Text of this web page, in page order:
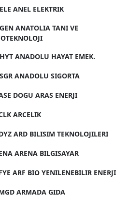
ANEL ELEKTRIK
ANATOLIA TANI VE
ANADOLU HAYAT EMEK.
ANADOLU SIGORTA
DOGU ARAS ENERJI
ARCELIK
ARD BILISIM TEKNOLOJILERI
ARENA BILGISAYAR
ARF BIO YENILENEBILIR ENERJI
ARMADA GIDA